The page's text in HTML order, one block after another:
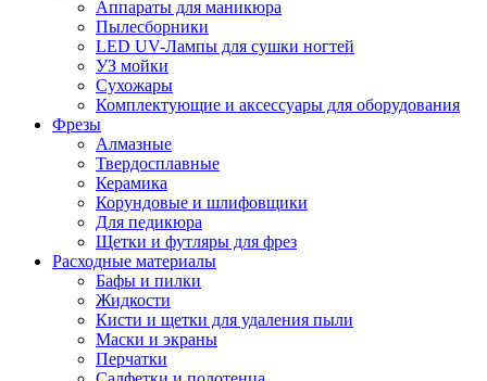
Аппараты для маникюра
Пылесборники
LED UV-Лампы для сушки ногтей
УЗ мойки
Сухожары
Комплектующие и аксессуары для оборудования
Фрезы
Алмазные
Твердосплавные
Керамика
Корундовые и шлифовщики
Для педикюра
Щетки и футляры для фрез
Расходные материалы
Бафы и пилки
Жидкости
Кисти и щетки для удаления пыли
Маски и экраны
Перчатки